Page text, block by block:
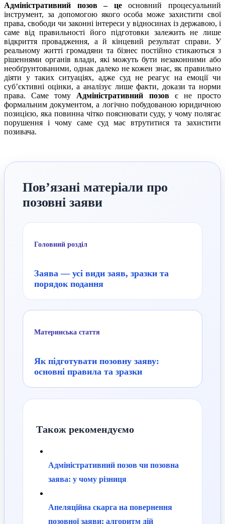
Адміністративний позов – цеосновний процесуальний
інструмент, за допомогою якого особа може захистити свої
права, свободи чи законні інтереси у відносинах із державою, і
саме від правильності його підготовки залежить не лише
відкриття провадження, а й кінцевий результат справи. У
реальному житті громадяни та бізнес постійно стикаються з
рішеннями органів влади, які можуть бути незаконними або
необґрунтованими, однак далеко не кожен знає, як правильно
діяти у таких ситуаціях, адже суд не реагує на емоції чи
суб’єктивні оцінки, а аналізує лише факти, докази та норми
права. Саме тому Адміністративний позовє не просто
формальним документом, а логічно побудованою юридичною
позицією, яка повинна чітко пояснювати суду, у чому полягає
порушення і чому саме суд має втрутитися та захистити
позивача.
Пов’язані матеріали про
позовні заяви
Головний розділ
Заява — усі види заяв, зразки та
порядок подання
Материнська стаття
Як підготувати позовну заяву:
основні правила та зразки
Також рекомендуємо
Адміністративний позов чи позовна
заява: у чому різниця
Апеляційна скарга на повернення
позовної заяви: алгоритм дій